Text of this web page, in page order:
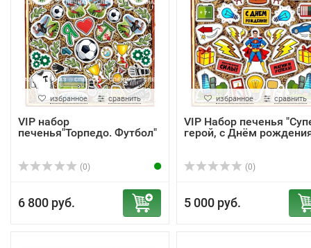
избранное сравнить
VIP набор
печенья"Торпедо. Футбол"
(0)
6 800 руб.
избранное сравнить
VIP Набор печенья
герой, с Днём
(0)
5 000 руб.